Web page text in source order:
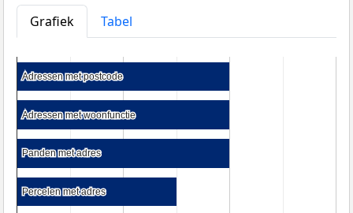
Grafiek
Tabel
Adressen met postcode
Adressen met postcode
Adressen met woonfunctie
Adressen met woonfunctie
Panden met adres
Panden met adres
Percelen met adres
Percelen met adres